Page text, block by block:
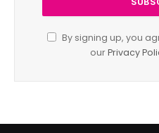
By signing up, you
ourPrivacy